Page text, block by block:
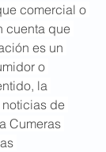
comercial o
cuenta que
es un
o
la
de
Cumeras